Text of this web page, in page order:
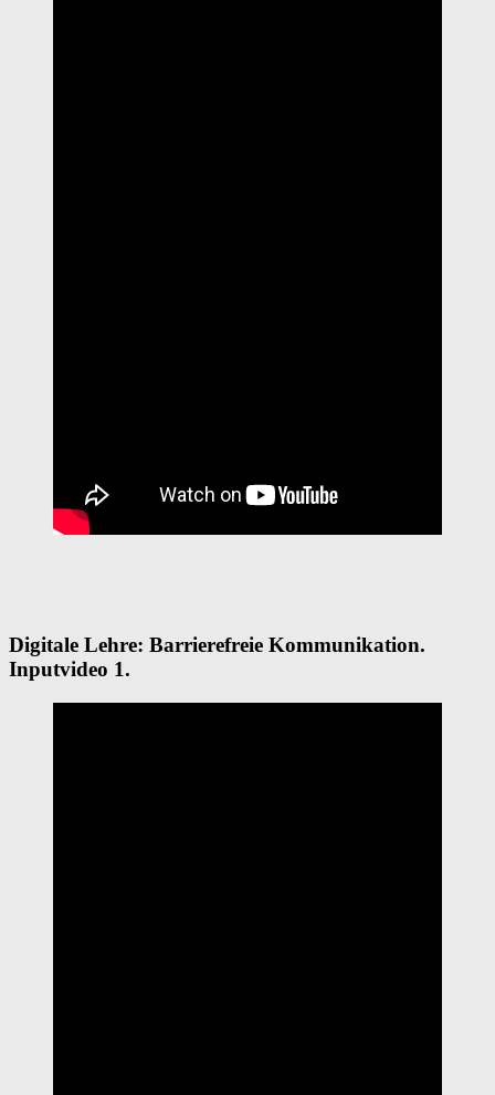
Digitale Lehre: Barrierefreie Kommunikation.
Inputvideo 1.